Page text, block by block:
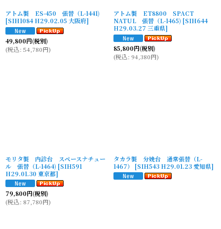
アトム製 ES-450 張替（L-1441)
[SIH1084 H29.02.05 大阪府]
49,800円(税別)
(税込: 54,780円)
アトム製 ET8800 SPACT
NATUL 張替（L-1465) [SIH644
H29.03.27 三重県]
85,800円(税別)
(税込: 94,380円)
モリタ製 内診台 スペースナチュー
ル 張替（L-1464) [SIH591
H29.01.30 東京都]
79,800円(税別)
(税込: 87,780円)
タカラ製 分娩台 通常張替（L-
1467）
[SIH543 H29.01.23 愛知県]